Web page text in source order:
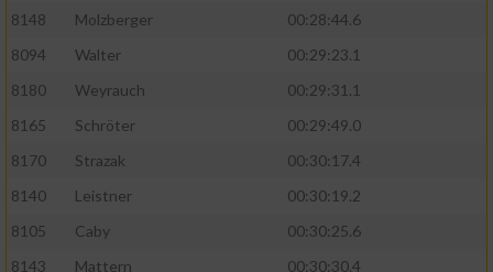
8148
Molzberger
00:28:44.6
8094
Walter
00:29:23.1
8180
Weyrauch
00:29:31.1
8165
Schröter
00:29:49.0
8170
Strazak
00:30:17.4
8140
Leistner
00:30:19.2
8105
Caby
00:30:25.6
8143
Mattern
00:30:30.4